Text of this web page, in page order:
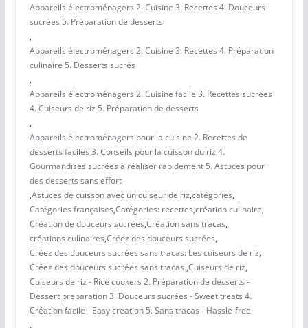
Appareils électroménagers 2. Cuisine 3. Recettes 4. Douceurs
sucrées 5. Préparation de desserts
,
Appareils électroménagers 2. Cuisine 3. Recettes 4. Préparation
culinaire 5. Desserts sucrés
,
Appareils électroménagers 2. Cuisine facile 3. Recettes sucrées
4. Cuiseurs de riz 5. Préparation de desserts
,
Appareils électroménagers pour la cuisine 2. Recettes de
desserts faciles 3. Conseils pour la cuisson du riz 4.
Gourmandises sucrées à réaliser rapidement 5. Astuces pour
des desserts sans effort
,Astuces de cuisson avec un cuiseur de riz,catégories,
Catégories françaises,Catégories: recettes,création culinaire,
Création de douceurs sucrées,Création sans tracas,
créations culinaires,Créez des douceurs sucrées,
Créez des douceurs sucrées sans tracas: Les cuiseurs de riz,
Créez des douceurs sucrées sans tracas.,Cuiseurs de riz,
Cuiseurs de riz - Rice cookers 2. Préparation de desserts -
Dessert preparation 3. Douceurs sucrées - Sweet treats 4.
Création facile - Easy creation 5. Sans tracas - Hassle-free
,